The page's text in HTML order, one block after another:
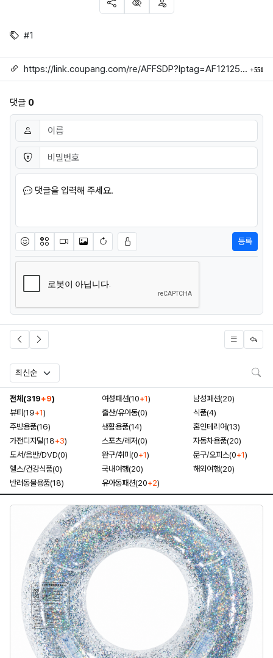
SNS 공유
신고
차단
태그
#1
링크 https://link.coupang.com/re/AFFSDP?lptag=AF1212524&subid=mojorida2&pageKey=9101287025&itemId=26754862641&vendorItemId=94292718050&traceid=V0-113-6c2c84430dab7ec2 551
댓글 0
댓글쓰기
이름 필수
비밀번호 필수
댓글을 입력해 주세요.
이모티콘아이콘동영상이미지새댓글 작성
등록
전체(319+9) 여성패션(10+1)
남성패션(20)
뷰티(19+1) 출산/유아동(0)
식품(4)
주방용품(16)
생활용품(14)
홈인테리어(13)
가전디지털(18+3) 스포츠/레저(0)
자동차용품(20)
도서/음반/DVD(0)
완구/취미(0+1) 문구/오피스(0+1)
헬스/건강식품(0)
국내여행(20)
해외여행(20)
반려동물용품(18)
유아동패션(20+2)